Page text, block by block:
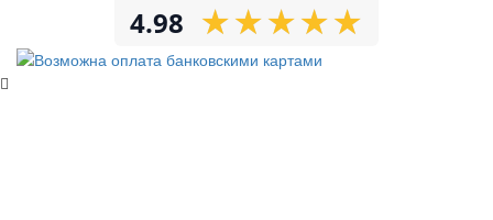
4.98 ★
★★
★★
★★
★★
★